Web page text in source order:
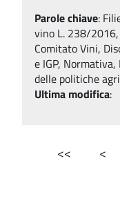
Parole chiave:
vino L. 238/
Comitato Vini,
e IGP,
delle politiche
Ultima modifica:
<< <